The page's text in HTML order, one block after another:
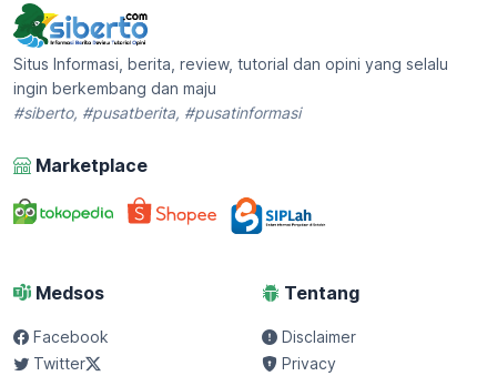
Situs Informasi, berita, review, tutorial dan opini yang selalu
ingin berkembang dan maju
#siberto, #pusatberita, #pusatinformasi
Marketplace
Medsos
Facebook
Twitter
Tentang
Disclaimer
Privacy